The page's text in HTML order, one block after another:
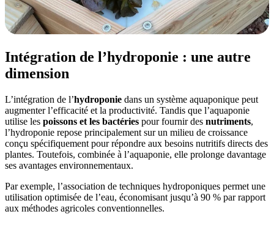
Intégration de l’hydroponie : une autre
dimension
L’intégration de l’hydroponie dans un système aquaponique peut
augmenter l’efficacité et la productivité. Tandis que l’aquaponie
utilise les poissons et les bactéries pour fournir des nutriments,
l’hydroponie repose principalement sur un milieu de croissance
conçu spécifiquement pour répondre aux besoins nutritifs directs des
plantes. Toutefois, combinée à l’aquaponie, elle prolonge davantage
ses avantages environnementaux.
Par exemple, l’association de techniques hydroponiques permet une
utilisation optimisée de l’eau, économisant jusqu’à 90 % par rapport
aux méthodes agricoles conventionnelles.